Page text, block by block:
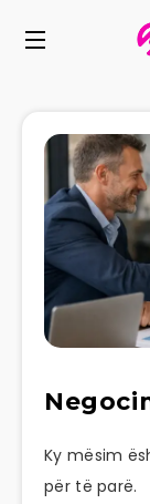
Ky mësim
për të parë.